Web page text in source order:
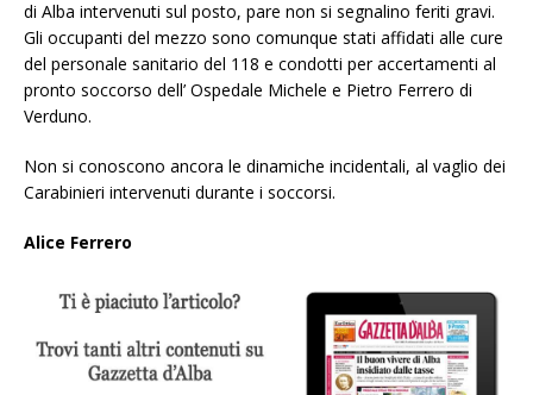
di Alba intervenuti sul posto, pare non si segnalino feriti gravi.
Gli occupanti del mezzo sono comunque stati affidati alle cure
del personale sanitario del 118 e condotti per accertamenti al
pronto soccorso dell’ Ospedale Michele e Pietro Ferrero di
Verduno.
Non si conoscono ancora le dinamiche incidentali, al vaglio dei
Carabinieri intervenuti durante i soccorsi.
Alice Ferrero